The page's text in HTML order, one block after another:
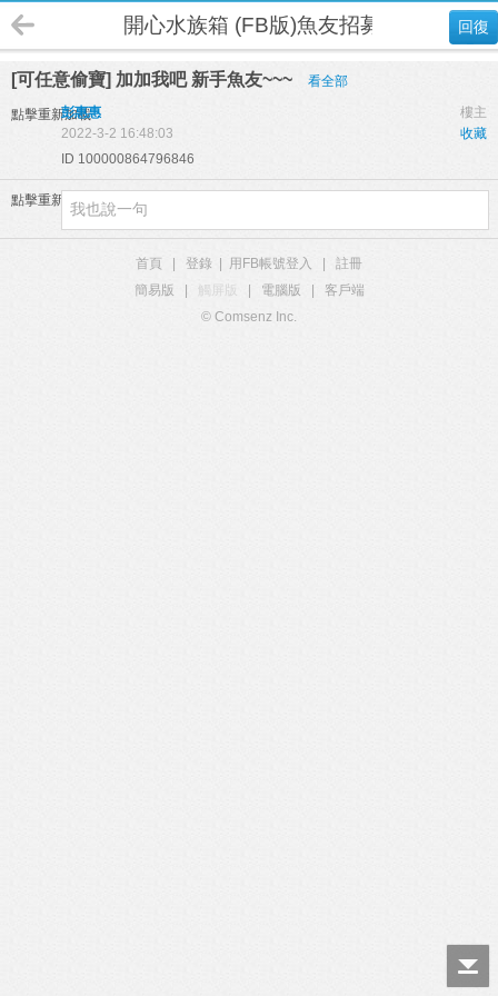
回復
開心水族箱 (FB版)魚友招募
[可任意偷寶] 加加我吧 新手魚友~~~ 看全部
點擊重新加載 樓主
彭惠惠
收藏
2022-3-2 16:48:03
ID 100000864796846
點擊重新加載
首頁 登錄 用FB帳號登入
註冊
簡易版
觸屏版 電腦版
客戶端
© Comsenz Inc.